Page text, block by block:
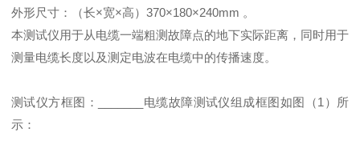
外形尺寸：（长×宽×高）370×180×240mm 。
本测试仪用于从电缆一端粗测故障点的地下实际距离，同时用于
测量电缆长度以及测定电波在电缆中的传播速度。
测试仪方框图：_______电缆故障测试仪组成框图如图（1）所
示：